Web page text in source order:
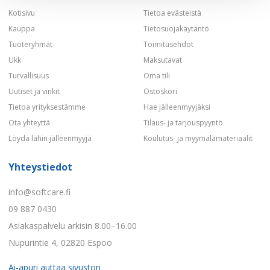
Kotisivu
Kauppa
Tuoteryhmät
Ukk
Turvallisuus
Uutiset ja vinkit
Tietoa yrityksestämme
Ota yhteyttä
Löydä lähin jälleenmyyjä
Tietoa evästeistä
Tietosuojakäytäntö
Toimitusehdot
Maksutavat
Oma tili
Ostoskori
Hae jälleenmyyjäksi
Tilaus- ja tarjouspyyntö
Koulutus- ja myymälämateriaalit
Yhteystiedot
info@softcare.fi
09 887 0430
Asiakaspalvelu arkisin 8.00–16.00
Nupurintie 4, 02820 Espoo
Ai-apuri auttaa sivuston